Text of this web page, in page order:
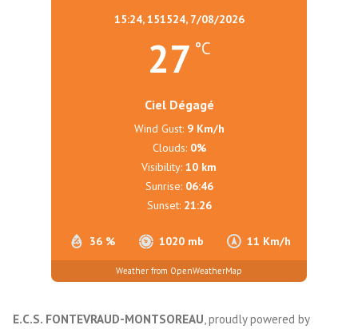
15:24,151524, 7/08/2026
27 °C
Ciel Dégagé
36 % 1020 mb 11 Km/h
Wind Gust: 9 Km/h
Clouds: 0%
Visibility: 10 km
Sunrise: 06:46
Sunset: 21:26
Weather from OpenWeatherMap
E.C.S. FONTEVRAUD-MONTSOREAU proudly powered by